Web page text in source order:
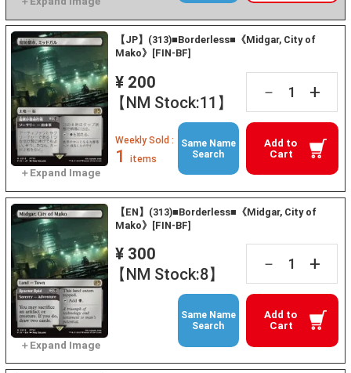
【JP】(313)■Borderless■《Midgar, City of
Mako》[FIN-BF]
¥ 200
【NM Stock:11】
－ +
Add to
Cart
Weekly Sold :
1 items
Same Name
Search
【EN】(313)■Borderless■《Midgar, City of
Mako》[FIN-BF]
¥ 300
【NM Stock:8】
－ +
Add to
Cart
Same Name
Search